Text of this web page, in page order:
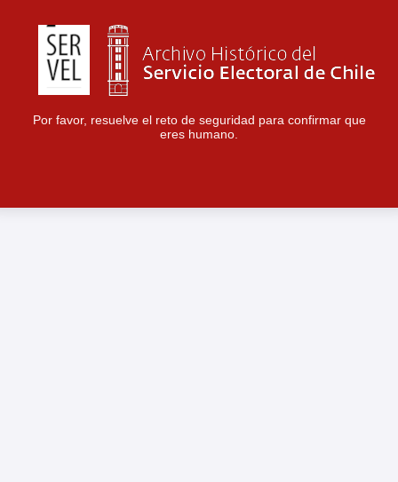
Por favor, resuelve el reto de seguridad para confirmar que
eres humano.